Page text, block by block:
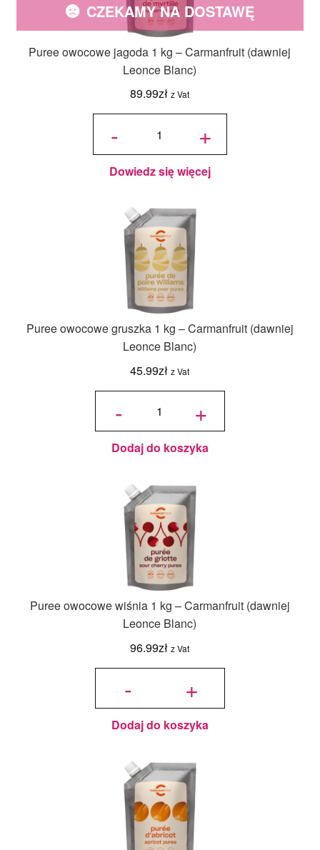
Puree owocowe jagoda 1 kg – Carmanfruit (dawniej
Leonce Blanc)
89.99zł z Vat
CZEKAMY NA DOSTAWĘ
-
ilość Puree
Carmanfruit
(dawniej
Leonce
Blanc)
+
Dowiedz się więcej
Puree owocowe gruszka 1 kg – Carmanfruit (dawniej
Leonce Blanc)
45.99zł z Vat
-
ilość Puree
kg -
Carmanfruit
(dawniej
Leonce
Blanc)
+
Dodaj do koszyka
Puree owocowe wiśnia 1 kg – Carmanfruit (dawniej
Leonce Blanc)
96.99zł z Vat
-
ilość Puree
-
Carmanfruit
Leonce
Blanc)
+
Dodaj do koszyka